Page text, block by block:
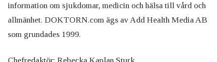
information om sjukdomar, medicin och hälsa till vård och
allmänhet. DOKTORN.com ägs av Add Health Media AB
som grundades 1999.
Chefredaktör: Rebecka Kaplan Sturk